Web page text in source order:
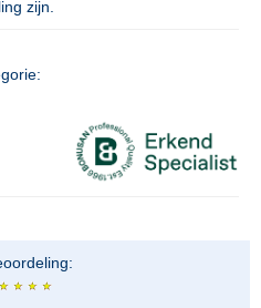
zijn.